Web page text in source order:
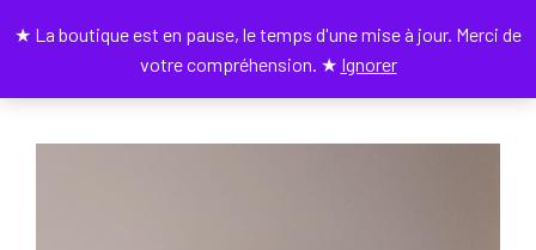
0
★ La boutique est en pause, le temps d'une mise à jour. Merci de
votre compréhension. ★ Ignorer